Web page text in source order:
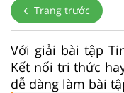
Trang trước
Với giải bài tập
Kết nối tri thức
dễ dàng làm bài